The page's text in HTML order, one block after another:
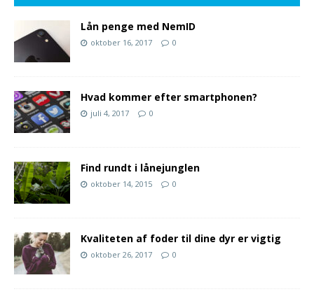
Lån penge med NemID
oktober 16, 2017 0
Hvad kommer efter smartphonen?
juli 4, 2017 0
Find rundt i lånejunglen
oktober 14, 2015 0
Kvaliteten af foder til dine dyr er vigtig
oktober 26, 2017 0